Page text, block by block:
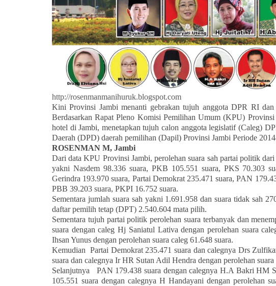
http://rosenmanmanihuruk.blogspot.com
Kini Provinsi Jambi menanti gebrakan tujuh anggota DPR RI
Berdasarkan Rapat Pleno Komisi Pemilihan Umum (KPU)
hotel di Jambi, menetapkan tujuh calon anggota legislatif (Caleg)
Daerah (DPD) daerah pemilihan (Dapil) Provinsi Jambi Periode
ROSENMAN M, Jambi
Dari data KPU Provinsi Jambi, perolehan suara sah partai politik
yakni Nasdem 98.336 suara, PKB 105.551 suara, PKS 70.303
Gerindra 193.970 suara, Partai Demokrat 235.471 suara, PAN
PBB 39.203 suara, PKPI 16.752 suara.
Sementara jumlah suara sah yakni 1.691.958 dan suara tidak sah
daftar pemilih tetap (DPT) 2.540.604 mata pilih.
Sementara tujuh partai politik perolehan suara terbanyak dan
suara dengan caleg Hj Saniatul Lativa dengan perolehan suara
Ihsan Yunus dengan perolehan suara caleg 61.648 suara.
Kemudian
Partai Demokrat 235.471 suara dan calegnya Drs
suara dan calegnya Ir HR Sutan Adil Hendra dengan perolehan
Selanjutnya
PAN 179.438 suara dengan calegnya H.A Bakri HM
105.551 suara dengan calegnya H Handayani dengan perolehan